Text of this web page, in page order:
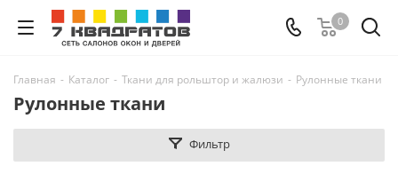
0
Главная - Каталог - Ткани для рольштор и жалюзи - Рулонные ткани
Рулонные ткани
Фильтр